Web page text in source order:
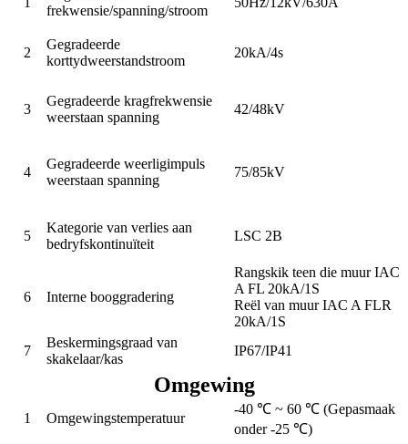
frekwensie/spanning/stroom
2
Gegradeerde
korttydweerstandstroom
20kA/4s
3
Gegradeerde kragfrekwensie
weerstaan ​​spanning
42/48kV
4
Gegradeerde weerligimpuls
weerstaan ​​spanning
75/85kV
5
Kategorie van verlies aan
bedryfskontinuïteit
LSC 2B
6 Interne booggradering
Rangskik teen die muur IAC
A FL 20kA/1S
Reël van muur IAC A FLR
20kA/1S
7
Beskermingsgraad van
skakelaar/kas
IP67/IP41
Omgewing
1 Omgewingstemperatuur
-40 ℃ ~ 60 ℃ (Gepasmaak
onder -25 ℃)